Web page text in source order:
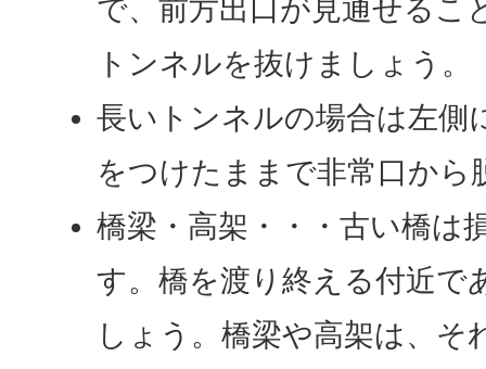
で、前方出口が見通せるこ
トンネルを抜けましょう。
長いトンネルの場合は左側
をつけたままで非常口から
橋梁・高架・・・古い橋は
す。橋を渡り終える付近で
しょう。橋梁や高架は、そ